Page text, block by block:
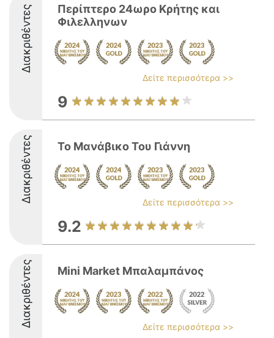
Διακριθέντες
Περίπτερο 24ωρο Κρήτης και
Φιλελληνων
Δείτε περισσότερα >>
9
Διακριθέντες Το Μανάβικο Του Γιάννη
Δείτε περισσότερα >>
9.2
Διακριθέντες Mini Market Μπαλαμπάνος
Δείτε περισσότερα >>